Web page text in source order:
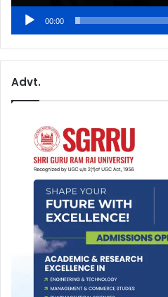
00:00
Advt.